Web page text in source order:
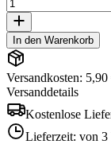
In den Warenkorb
Versandkosten: 5,90
Versanddetails
Kostenlose
Lieferzeit: von 3